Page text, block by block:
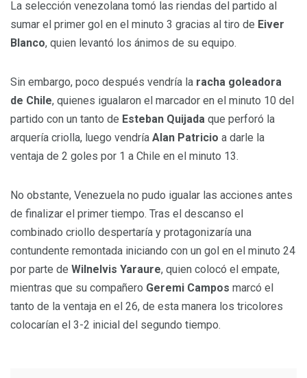
La selección venezolana tomó las riendas del partido al
sumar el primer gol en el minuto 3 gracias al tiro de Eiver
Blanco, quien levantó los ánimos de su equipo.
Sin embargo, poco después vendría la racha goleadora
de Chile, quienes igualaron el marcador en el minuto 10 del
partido con un tanto de Esteban Quijada que perforó la
arquería criolla, luego vendría Alan Patricio a darle la
ventaja de 2 goles por 1 a Chile en el minuto 13.
No obstante, Venezuela no pudo igualar las acciones antes
de finalizar el primer tiempo. Tras el descanso el
combinado criollo despertaría y protagonizaría una
contundente remontada iniciando con un gol en el minuto 24
por parte de Wilnelvis Yaraure, quien colocó el empate,
mientras que su compañero Geremi Campos marcó el
tanto de la ventaja en el 26, de esta manera los tricolores
colocarían el 3-2 inicial del segundo tiempo.